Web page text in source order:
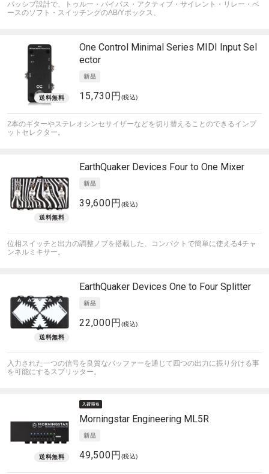
パッシブ設計で、トゥルー・バイパス・アクティブ・サイレント・リレー・ベ
ースのソフト・スイッチングのAB/Yボックス、
One Control Minimal Series MIDI Input Sel
ector
15,730円 (税込)
2本のギターやステレオシンセサイザーなどを切り替えることのできるインプ
ットセレクター。
EarthQuaker Devices Four to One Mixer
39,600円 (税込)
位相スイッチと出力の調整ノブを搭載した、コンパクトで簡単に使える4チャ
ンネルミキサー。
EarthQuaker Devices One to Four Splitter
22,000円 (税込)
入力された一つの信号を良質なバッファーを通じて四つの出力に振り分ける事
を可能にするスプリッター。
Morningstar Engineering ML5R
49,500円 (税込)